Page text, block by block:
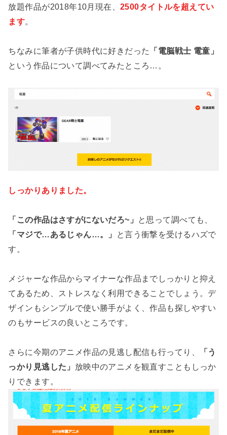
放題作品が2018年10月現在、2500タイトルを超えてい
ます。
ちなみに筆者が子供時代に好きだった
「電脳戦士 電童」
という作品について調べてみたところ…。
しっかりありました。
「この作品はさすがにないだろ~」
と思って調べても、
「マジで…あるじゃん…。」
と言う衝撃を受けるハズで
す。
メジャーな作品からマイナーな作品までしっかりと抑え
てあるため、ストレスなく利用できることでしょう。デ
ザインもシンプルで使い勝手がよく、作品も探しやすい
のもサービスの良いところです。
さらに今期のアニメ作品の見逃し配信も行ってり、
「う
っかり見逃した」 放映中のアニメを観直すこともしっか
りできます。